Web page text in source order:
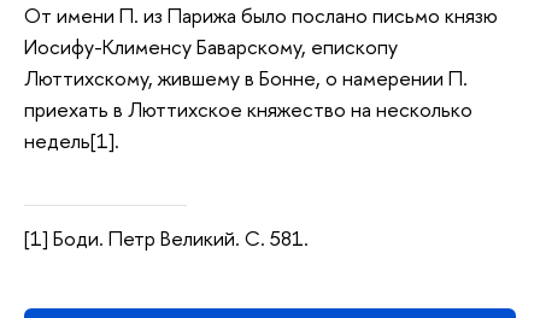
От имени П. из Парижа было послано письмо князю
Иосифу-Клименсу Баварскому, епископу
Люттихскому, жившему в Бонне, о намерении П.
приехать в Люттихское княжество на несколько
недель[1].
[1] Боди. Петр Великий. С. 581.